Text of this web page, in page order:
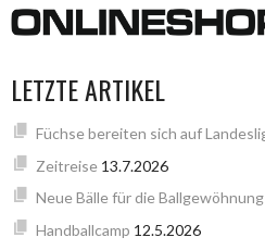
LETZTE ARTIKEL
Füchse bereiten sich auf
Zeitreise 13.7.2026
Neue Bälle für die Ballgewöhnung
Handballcamp 12.5.2026